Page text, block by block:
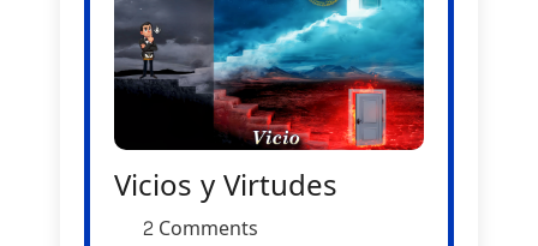
Vicios y Virtudes
2 Comments